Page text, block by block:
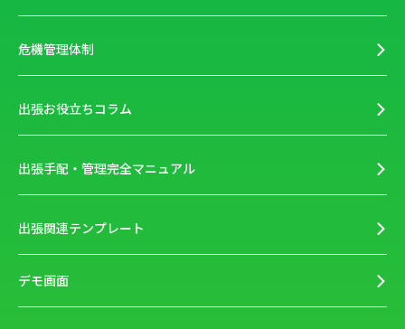
危機管理体制
出張お役立ちコラム
出張手配・管理完全マニュアル
出張関連テンプレート
デモ画面